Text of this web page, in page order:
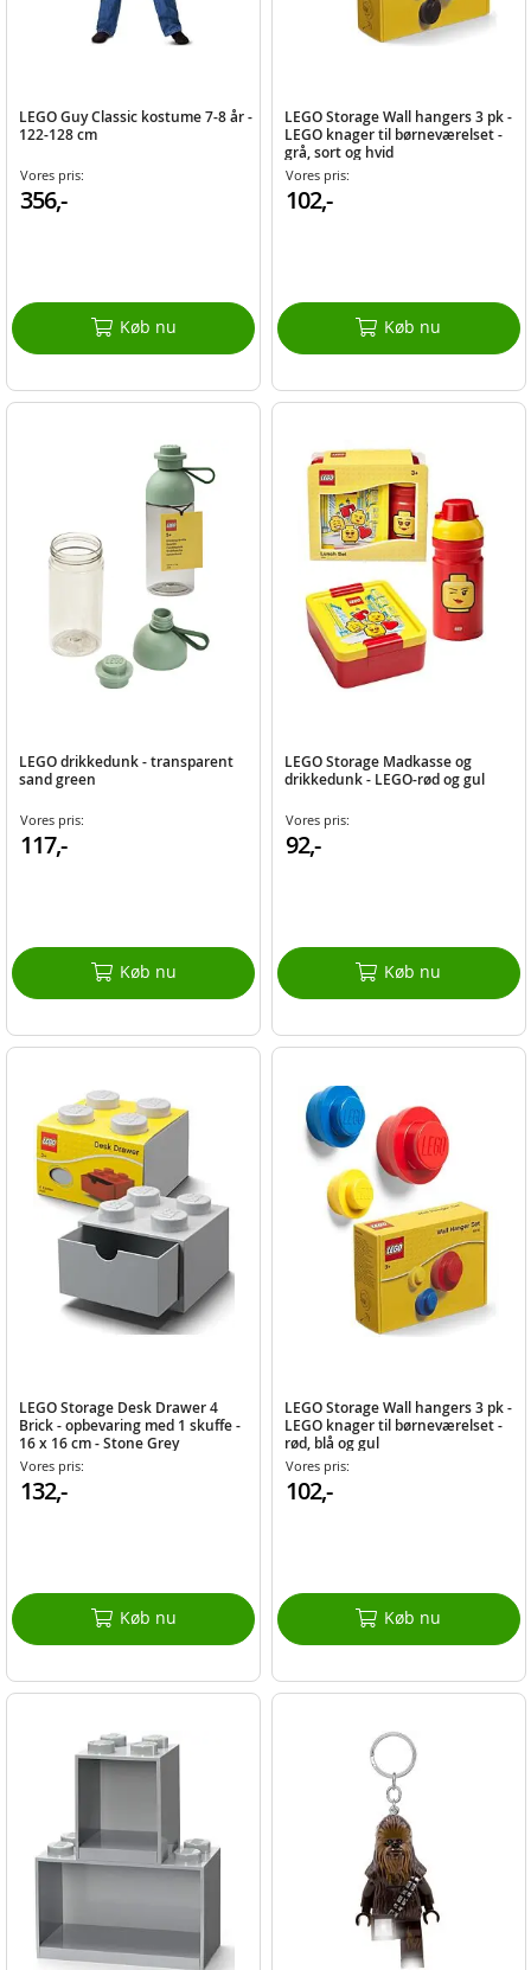
LEGO Guy Classic kostume 7-8 år -
122-128 cm
Vores pris:
356,-
Køb nu
LEGO Storage Wall hangers 3 pk -
LEGO knager til børneværelset -
grå, sort og hvid
Vores pris:
102,-
Køb nu
LEGO drikkedunk - transparent
sand green
Vores pris:
117,-
Køb nu
LEGO Storage Madkasse og
drikkedunk - LEGO-rød og gul
Vores pris:
92,-
Køb nu
LEGO Storage Desk Drawer 4
Brick - opbevaring med 1 skuffe -
16 x 16 cm - Stone Grey
Vores pris:
132,-
Køb nu
LEGO Storage Wall hangers 3 pk -
LEGO knager til børneværelset -
rød, blå og gul
Vores pris:
102,-
Køb nu